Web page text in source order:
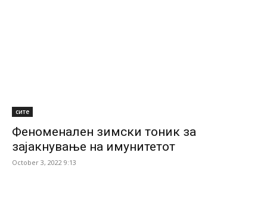
сите
Феноменален зимски тоник за
зајакнување на имунитетот
October 3, 2022 9:13